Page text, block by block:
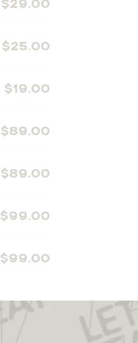
$29.00
$25.00
$19.00
$89.00
$89.00
$99.00
$99.00